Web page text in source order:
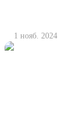
1 нояб. 2024